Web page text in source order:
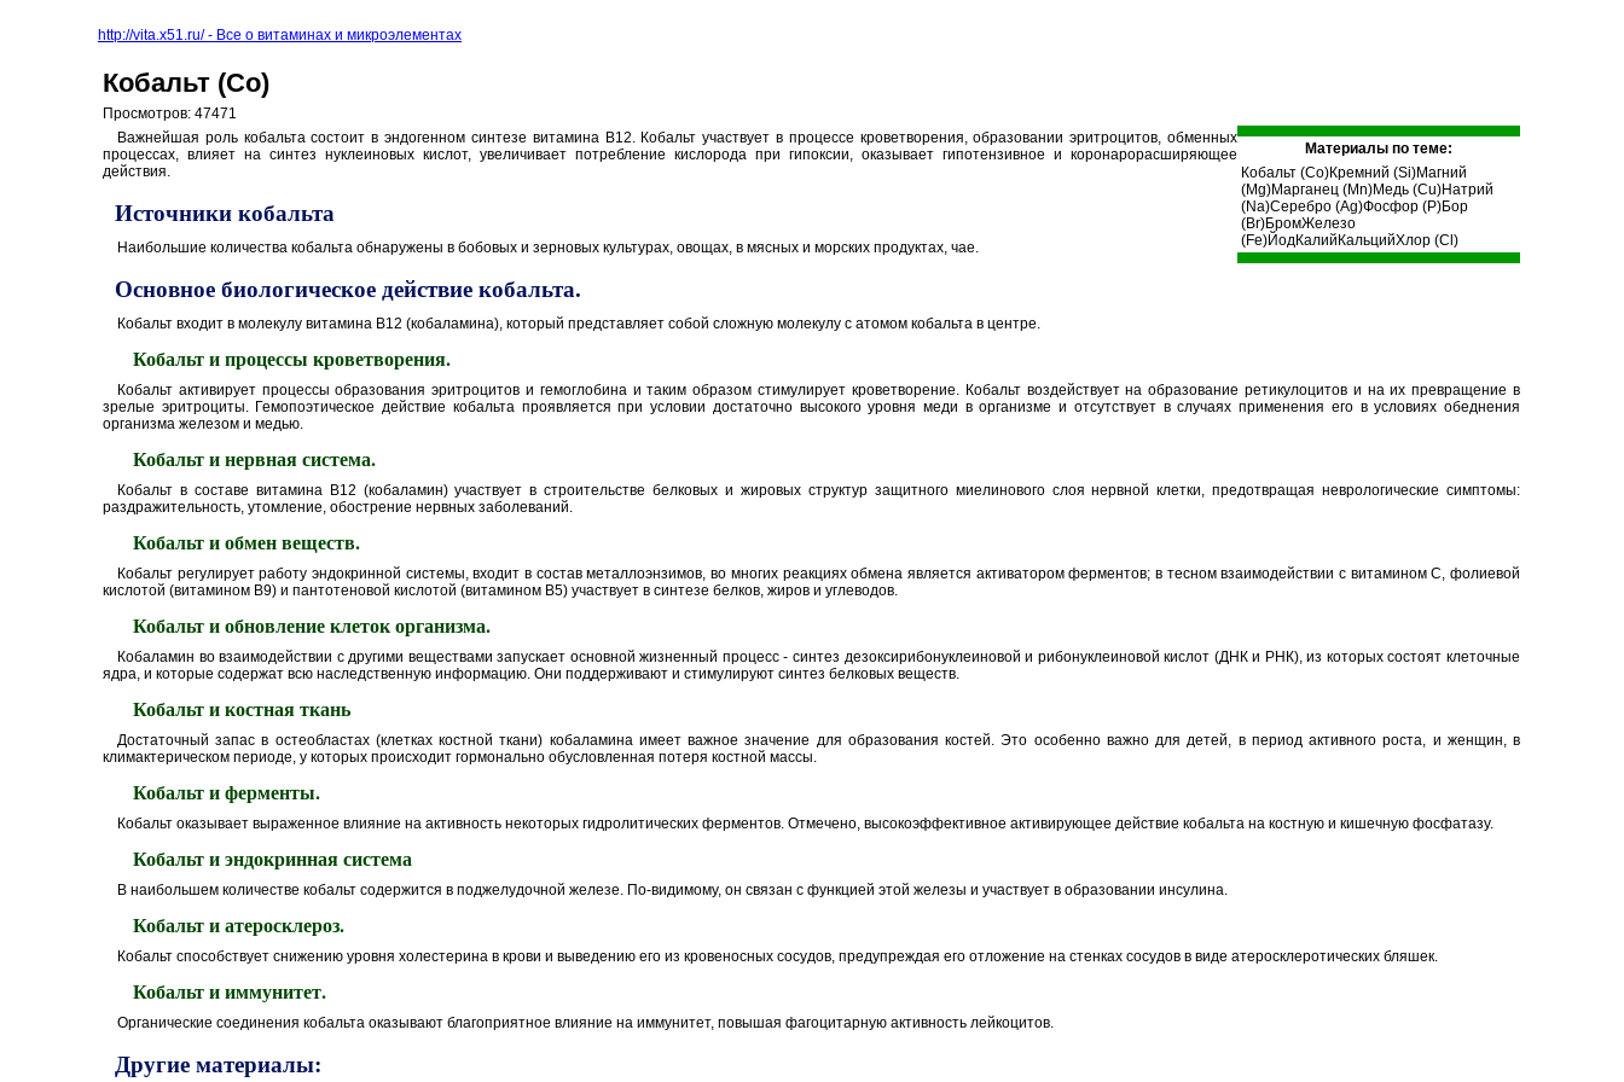
http://vita.x51.ru/ - Все о витаминах и микроэлементах
Кобальт (Co)
Просмотров: 47471
Материалы по теме:
Кобальт (Co)Кремний (Si)Магний
(Mg)Марганец (Mn)Медь (Cu)Натрий
(Na)Серебро (Ag)Фосфор (P)Бор
(Br)БромЖелезо
(Fe)ЙодКалий КальцийХлор (Cl)
Важнейшая роль кобальта состоит в эндогенном синтезе витамина В12. Кобальт участвует в процессе кроветворения, образовании эритроцитов, обменных
процессах, влияет на синтез нуклеиновых кислот, увеличивает потребление кислорода при гипоксии, оказывает гипотензивное и коронарорасширяющее
действия.
Источники кобальта
Наибольшие количества кобальта обнаружены в бобовых и зерновых культурах, овощах, в мясных и морских продуктах, чае.
Основное биологическое действие кобальта.
Кобальт входит в молекулу витамина В12 (кобаламина), который представляет собой сложную молекулу с атомом кобальта в центре.
Кобальт и процессы кроветворения.
Кобальт активирует процессы образования эритроцитов и гемоглобина и таким образом стимулирует кроветворение. Кобальт воздействует на образование ретикулоцитов и на их превращение в
зрелые эритроциты. Гемопоэтическое действие кобальта проявляется при условии достаточно высокого уровня меди в организме и отсутствует в случаях применения его в условиях обеднения
организма железом и медью.
Кобальт и нервная система.
Кобальт в составе витамина В12 (кобаламин) участвует в строительстве белковых и жировых структур защитного миелинового слоя нервной клетки, предотвращая неврологические симптомы:
раздражительность, утомление, обострение нервных заболеваний.
Кобальт и обмен веществ.
Кобальт регулирует работу эндокринной системы, входит в состав металлоэнзимов, во многих реакциях обмена является активатором ферментов; в тесном взаимодействии с витамином С, фолиевой
кислотой (витамином В9) и пантотеновой кислотой (витамином В5) участвует в синтезе белков, жиров и углеводов.
Кобальт и обновление клеток организма.
Кобаламин во взаимодействии с другими веществами запускает основной жизненный процесс - синтез дезоксирибонуклеиновой и рибонуклеиновой кислот (ДНК и РНК), из которых состоят клеточные
ядра, и которые содержат всю наследственную информацию. Они поддерживают и стимулируют синтез белковых веществ.
Кобальт и костная ткань
Достаточный запас в остеобластах (клетках костной ткани) кобаламина имеет важное значение для образования костей. Это особенно важно для детей, в период активного роста, и женщин, в
климактерическом периоде, у которых происходит гормонально обусловленная потеря костной массы.
Кобальт и ферменты.
Кобальт оказывает выраженное влияние на активность некоторых гидролитических ферментов. Отмечено, высокоэффективное активирующее действие кобальта на костную и кишечную фосфатазу.
Кобальт и эндокринная система
B наибольшем количестве кобальт содержится в поджелудочной железе. По-видимому, он связан c функцией этой железы и участвует в образовании инсулина.
Кобальт и атеросклероз.
Кобальт способствует снижению уровня холестерина в крови и выведению его из кровеносных сосудов, предупреждая его отложение на стенках сосудов в виде атеросклеротических бляшек.
Кобальт и иммунитет.
Органические соединения кобальта оказывают благоприятное влияние на иммунитет, повышая фагоцитарную активность лейкоцитов.
Другие материалы: